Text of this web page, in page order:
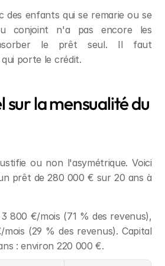
des enfants qui se remarie ou se
conjoint n'a pas encore les
le prêt seul. Il faut
porte le crédit.
sur la mensualité du
ou non l'asymétrique. Voici
prêt de 280 000 € sur 20 ans à
800 €/mois (71 % des revenus),
(29 % des revenus). Capital
: environ 220 000 €.